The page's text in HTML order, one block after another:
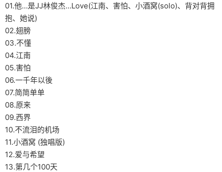
01.他…是JJ林俊杰…Love(江南、害怕、小酒窝(solo)、背对背拥
抱、她说)
02.翅膀
03.不懂
04.江南
05.害怕
06.一千年以後
07.简简单单
08.原来
09.西界
10.不流泪的机场
11.小酒窝 (独唱版)
12.爱与希望
13.第几个100天